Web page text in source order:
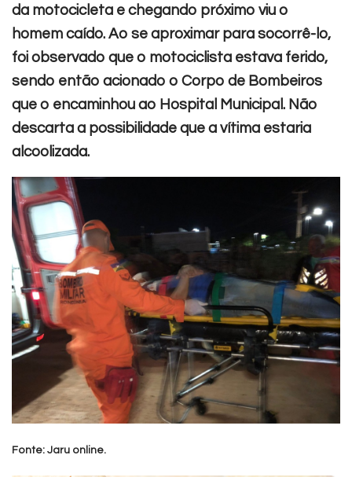
da motocicleta e chegando próximo viu o
homem caído. Ao se aproximar para socorrê-lo,
foi observado que o motociclista estava ferido,
sendo então acionado o Corpo de Bombeiros
que o encaminhou ao Hospital Municipal. Não
descarta a possibilidade que a vítima estaria
alcoolizada.
Fonte: Jaru online.